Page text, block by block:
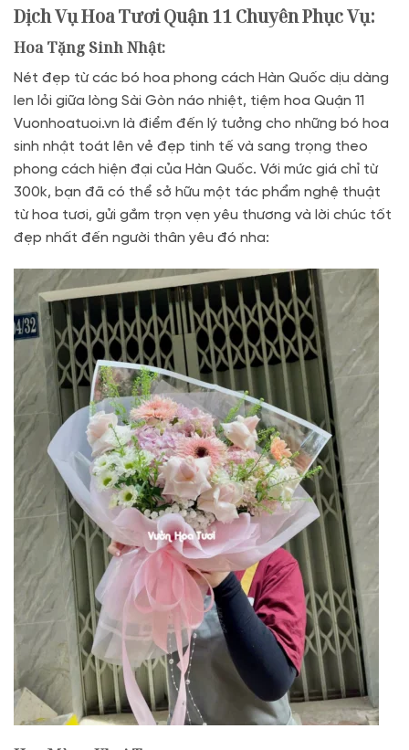
Dịch Vụ Hoa Tươi Quận 11 Chuyên Phục Vụ:
Hoa Tặng Sinh Nhật:
Nét đẹp từ các bó hoa phong cách Hàn Quốc dịu dàng
len lỏi giữa lòng Sài Gòn náo nhiệt, tiệm hoa Quận 11
Vuonhoatuoi.vn là điểm đến lý tưởng cho những bó hoa
sinh nhật toát lên vẻ đẹp tinh tế và sang trọng theo
phong cách hiện đại của Hàn Quốc. Với mức giá chỉ từ
300k, bạn đã có thể sở hữu một tác phẩm nghệ thuật
từ hoa tươi, gửi gắm trọn vẹn yêu thương và lời chúc tốt
đẹp nhất đến người thân yêu đó nha: